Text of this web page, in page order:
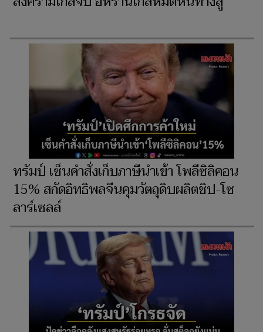
ทรัมป์ เซ็นคำสั่งเก็บภาษีนำเข้า โพลีซิลิคอน
15% สกัดอิทธิพลจีนคุมวัตถุดิบผลิตชิป-โซ
ลาร์เซลล์